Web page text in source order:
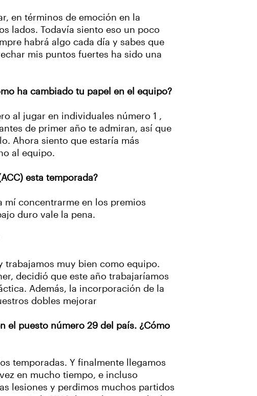
en términos de emoción en la
lados. Todavía siento eso un poco
habrá algo cada día y sabes que
mis puntos fuertes ha sido una
ha cambiado tu papel en el equipo?
al jugar en individuales número 1 ,
de primer año te admiran, así que
Ahora siento que estaría más
al equipo.
esta temporada?
mí concentrarme en los premios
duro vale la pena.
trabajamos muy bien como equipo.
decidió que este año trabajaríamos
Además, la incorporación de la
dobles mejorar
el puesto número 29 del país. ¿Cómo
temporadas. Y finalmente llegamos
en mucho tiempo, e incluso
lesiones y perdimos muchos partidos